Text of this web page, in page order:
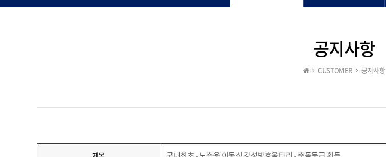
공지사항
CUSTOMER 공지사항